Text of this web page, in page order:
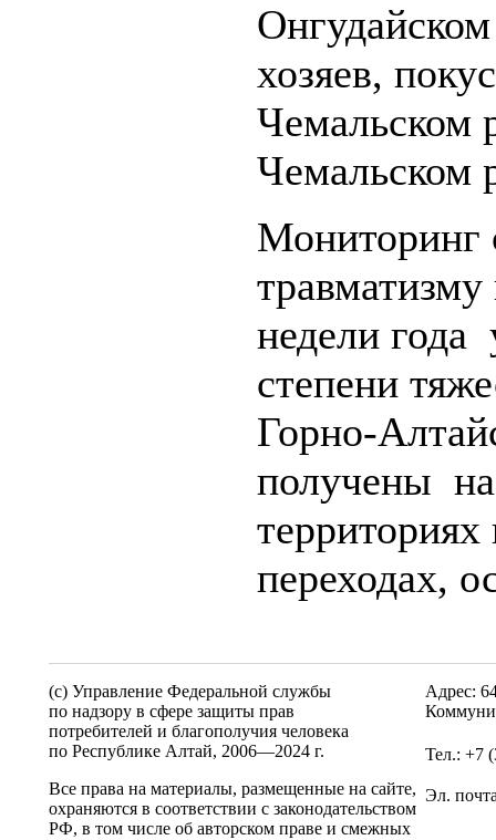
хозяев,
Чемальском
Чемальском
Мониторинг
травматизму
недели года
степени
Горно-
получены
переходах,
(c) Управление Федеральной службы
по надзору в сфере защиты прав
потребителей и благополучия человека
по Республике Алтай, 2006—2024 г.
Все права на материалы, размещенные на сайте,
охраняются в соответствии с законодательством
РФ, в том числе об авторском праве и смежных
Адрес:
Тел.: +7
Эл.